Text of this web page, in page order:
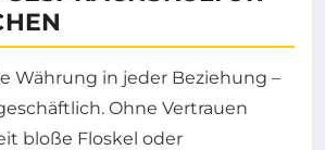
Währung in jeder Beziehung –
Ohne Vertrauen
bloße Floskel oder